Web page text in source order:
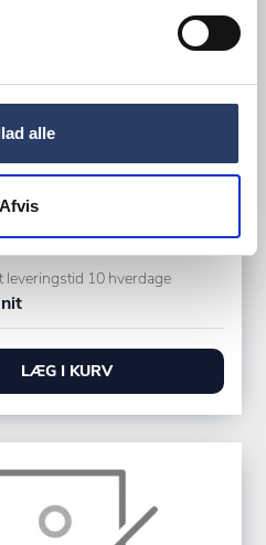
alle
Afvis
leveringstid 10 hverdage
LÆG I KURV